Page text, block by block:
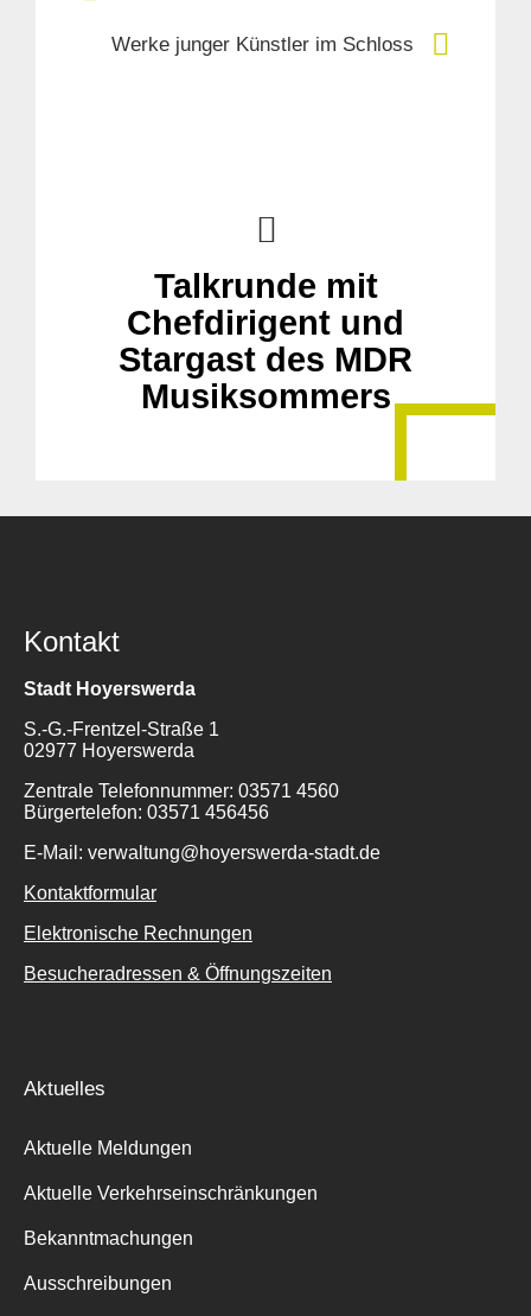
Werke junger Künstler im Schloss
Talkrunde mit
Chefdirigent und
Stargast des MDR
Musiksommers
Kontakt
Stadt Hoyerswerda
S.-G.-Frentzel-Straße 1
02977 Hoyerswerda
Zentrale Telefonnummer: 03571 4560
Bürgertelefon: 03571 456456
E-Mail: verwaltung@hoyerswerda-stadt.de
Kontaktformular
Elektronische Rechnungen
Besucheradressen & Öffnungszeiten
Aktuelles
Aktuelle Meldungen
Aktuelle Verkehrseinschränkungen
Bekanntmachungen
Ausschreibungen